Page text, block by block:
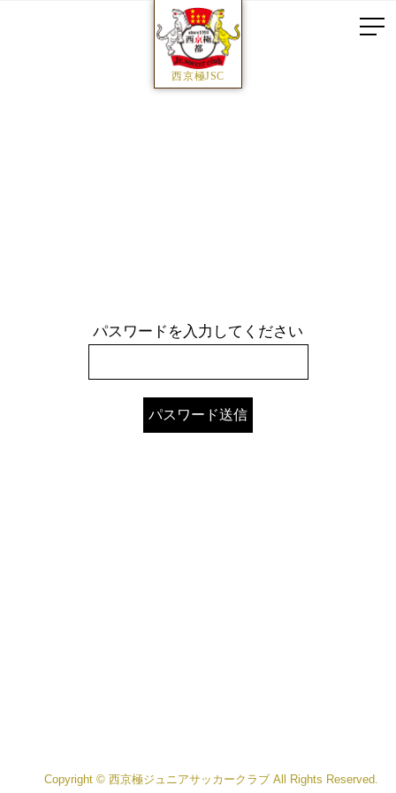
西京極JSC
パスワードを入力してください
Copyright © 西京極ジュニアサッカークラブ All Rights Reserved.